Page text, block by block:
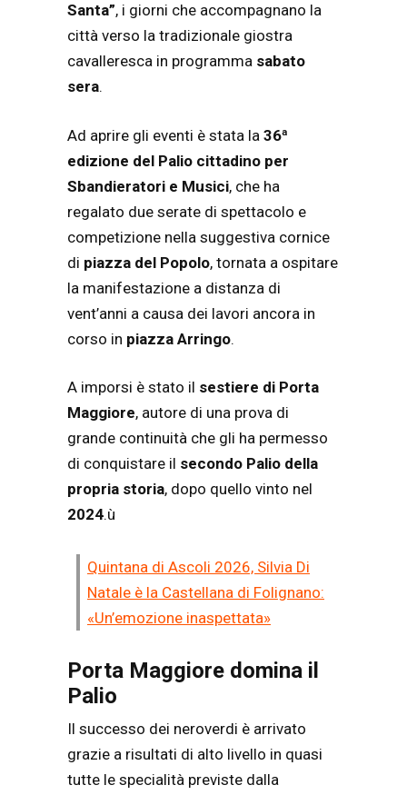
Santa”, i giorni che accompagnano la
città verso la tradizionale giostra
cavalleresca in programma sabato
sera.
Ad aprire gli eventi è stata la 36ª
edizione del Palio cittadino per
Sbandieratori e Musici, che ha
regalato due serate di spettacolo e
competizione nella suggestiva cornice
di piazza del Popolo, tornata a ospitare
la manifestazione a distanza di
vent’anni a causa dei lavori ancora in
corso in piazza Arringo.
A imporsi è stato il sestiere di Porta
Maggiore, autore di una prova di
grande continuità che gli ha permesso
di conquistare il secondo Palio della
propria storia, dopo quello vinto nel
2024.ù
Quintana di Ascoli 2026, Silvia Di
Natale è la Castellana di Folignano:
«Un’emozione inaspettata»
Porta Maggiore domina il
Palio
Il successo dei neroverdi è arrivato
grazie a risultati di alto livello in quasi
tutte le specialità previste dalla